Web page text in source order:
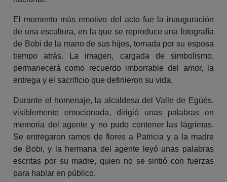
El momento más emotivo del acto fue la inauguración
de una escultura, en la que se reproduce una fotografía
de Bobi de la mano de sus hijos, tomada por su esposa
tiempo atrás. La imagen, cargada de simbolismo,
permanecerá como recuerdo imborrable del amor, la
entrega y el sacrificio que definieron su vida.
Durante el homenaje, la alcaldesa del Valle de Egüés,
visiblemente emocionada, dirigió unas palabras en
memoria del agente y no pudo contener las lágrimas.
Se entregaron ramos de flores a Patricia y a la madre
de Bobi, y la hermana del agente leyó unas palabras
escritas por su madre, quien no se sintió con fuerzas
para hablar en público.